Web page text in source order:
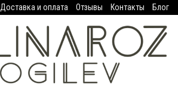
Доставка и оплата Отзывы Контакты Блог